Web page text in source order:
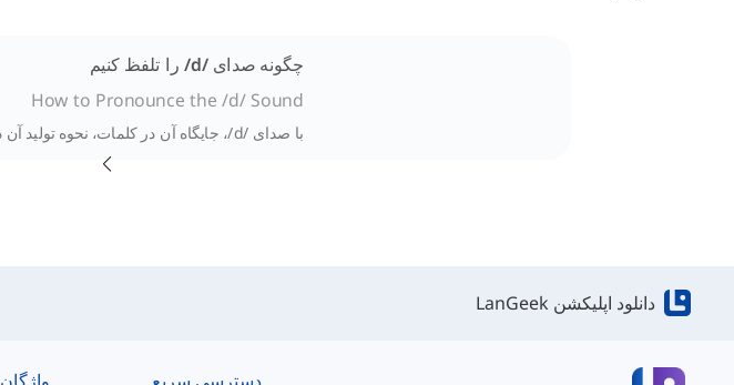
چگونه صدای /d/ را تلفظ کنیم
How to Pronounce the /d/ Sound
با صدای /d/، جایگاه آن در کلمات، نحوه تولید آن در دهان و نقش آن در تمایز معنا در تلفظ انگلیسی آشنا شوید.
دانلود اپلیکشن LanGeek